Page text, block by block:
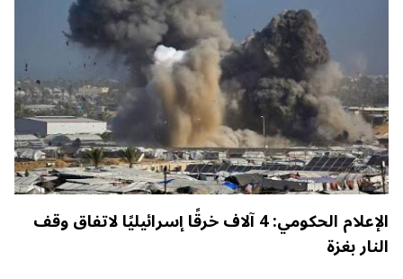
الإعلام الحكومي: 4 آلاف خرقًا إسرائيليًا لاتفاق وقف
النار بغزة